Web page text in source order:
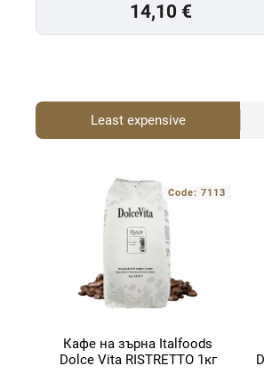
14,10 €
Least expensive
Кафе на зърна Italfoods
Dolce Vita RISTRETTO 1кг
Code: 7113